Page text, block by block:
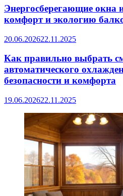
Энергосберегающие окна
комфорт и экологию
20.06.202622.11.2025
Как правильно выбрать
автоматического
безопасности и комфорта
19.06.202622.11.2025